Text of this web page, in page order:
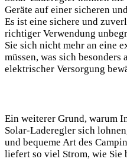
Geräte auf einer sicheren
Es ist ‌eine sichere und
richtiger Verwendung
Sie sich nicht mehr an⁢ eine
müssen, was sich
elektrischer Versorgung
Ein weiterer Grund, warum
Solar-Laderegler sich
und bequeme Art des
liefert so ‌viel Strom, wie⁢ Sie